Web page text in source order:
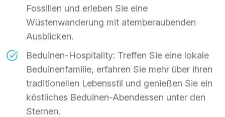
Fossilien und erleben Sie eine
Wüstenwanderung mit atemberaubenden
Ausblicken.
Beduinen-Hospitality: Treffen Sie eine lokale
Beduinenfamilie, erfahren Sie mehr über ihren
traditionellen Lebensstil und genießen Sie ein
köstliches Beduinen-Abendessen unter den
Sternen.